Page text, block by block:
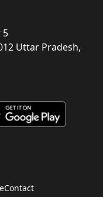
5
Uttar Pradesh,
Contact